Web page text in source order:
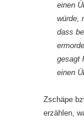
einen
würde,
dass
gesagt
einen
Zschäpe
erzählen,